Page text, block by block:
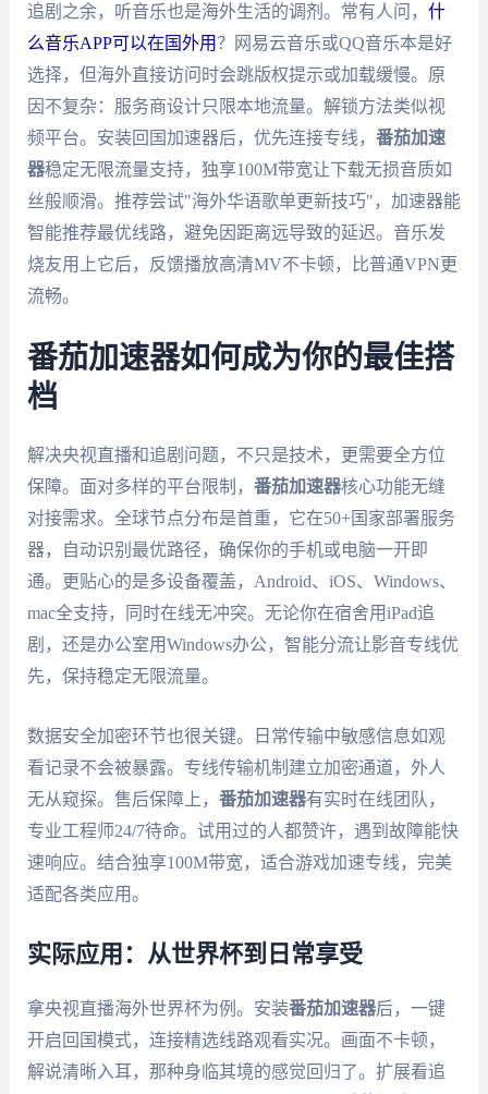
追剧之余，听音乐也是海外生活的调剂。常有人问， 什
么音乐APP可以在国外用？网易云音乐或QQ音乐本是好
选择，但海外直接访问时会跳版权提示或加载缓慢。原
因不复杂：服务商设计只限本地流量。解锁方法类似视
频平台。安装回国加速器后，优先连接专线， 番茄加速
器稳定无限流量支持，独享100M带宽让下载无损音质如
丝般顺滑。推荐尝试"海外华语歌单更新技巧"，加速器能
智能推荐最优线路，避免因距离远导致的延迟。音乐发
烧友用上它后，反馈播放高清MV不卡顿，比普通VPN更
流畅。
番茄加速器如何成为你的最佳搭
档
解决央视直播和追剧问题，不只是技术，更需要全方位
保障。面对多样的平台限制， 番茄加速器核心功能无缝
对接需求。全球节点分布是首重，它在50+国家部署服务
器，自动识别最优路径，确保你的手机或电脑一开即
通。更贴心的是多设备覆盖，Android、iOS、Windows、
mac全支持，同时在线无冲突。无论你在宿舍用iPad追
剧，还是办公室用Windows办公，智能分流让影音专线优
先，保持稳定无限流量。
数据安全加密环节也很关键。日常传输中敏感信息如观
看记录不会被暴露。专线传输机制建立加密通道，外人
无从窥探。售后保障上， 番茄加速器有实时在线团队，
专业工程师24/7待命。试用过的人都赞许，遇到故障能快
速响应。结合独享100M带宽，适合游戏加速专线，完美
适配各类应用。
实际应用：从世界杯到日常享受
拿央视直播海外世界杯为例。安装番茄加速器后，一键
开启回国模式，连接精选线路观看实况。画面不卡顿，
解说清晰入耳，那种身临其境的感觉回归了。扩展看追